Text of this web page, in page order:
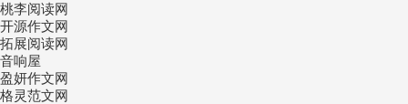
桃李阅读网
开源作文网
拓展阅读网
音响屋
盈妍作文网
格灵范文网